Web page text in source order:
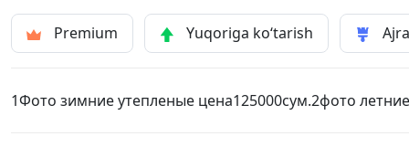
Premium Yuqoriga ko‘tarish
1Фото зимние утепленые цена125000сум.2фото